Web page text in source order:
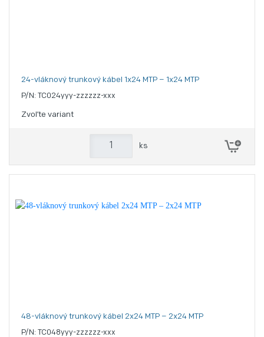
24-vláknový trunkový kábel 1x24 MTP – 1x24 MTP
P/N: TC024yyy-zzzzzz-xxx
Zvoľte variant
ks
48-vláknový trunkový kábel 2x24 MTP – 2x24 MTP
P/N: TC048yyy-zzzzzz-xxx